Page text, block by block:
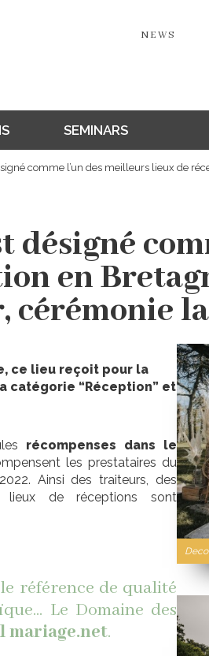
NEWS
SEMINARS
comme l’un des meilleurs lieux de
désigné
en
cérémonie
ce lieu reçoit pour la
catégorie “Réception” et
récompenses dans le
les prestataires du
Ainsi des traiteurs, des
lieux de réceptions sont
référence de qualité
Le Domaine des
mariage.net.